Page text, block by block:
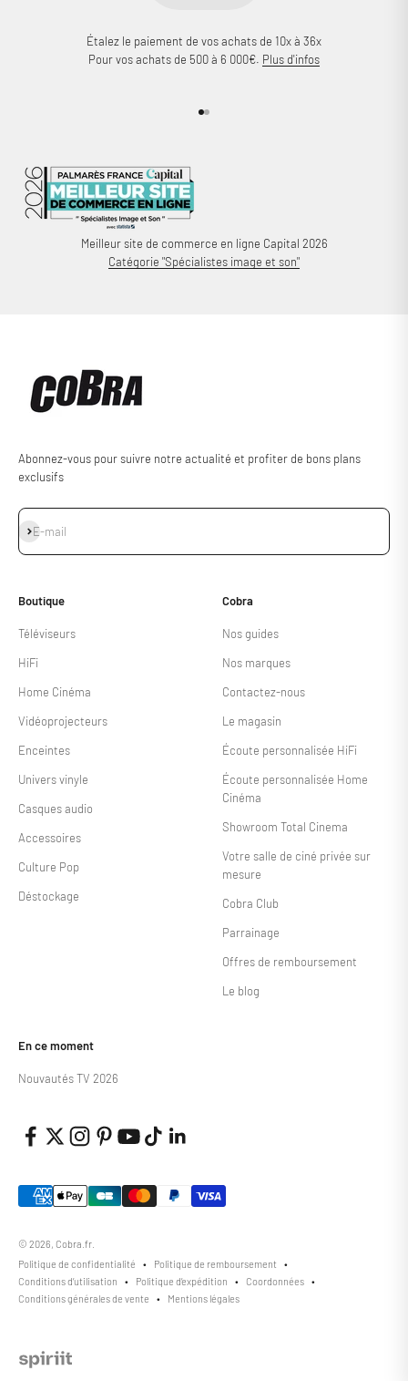
Étalez le paiement de vos achats de 10x à 36x
Pour vos achats de 500 à 6 000€. Plus d'infos
Aller à l'élément 1
Aller à l'élément 2
Meilleur site de commerce en ligne Capital 2026
Catégorie "Spécialistes image et son"
Abonnez-vous pour suivre notre actualité et profiter de bons plans
exclusifs
E-mail
S'inscrire
Boutique
Téléviseurs
HiFi
Home Cinéma
Vidéoprojecteurs
Enceintes
Univers vinyle
Casques audio
Accessoires
Culture Pop
Déstockage
Cobra
Nos guides
Nos marques
Contactez-nous
Le magasin
Écoute personnalisée HiFi
Écoute personnalisée Home
Cinéma
Showroom Total Cinema
Votre salle de ciné privée sur
mesure
Cobra Club
Parrainage
Offres de remboursement
Le blog
En ce moment
Nouvautés TV 2026
© 2026, Cobra.fr.
Politique de confidentialité
Politique de remboursement
Conditions d’utilisation
Politique d’expédition
Coordonnées
Conditions générales de vente
Mentions légales